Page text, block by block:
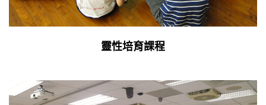
靈性培育課程